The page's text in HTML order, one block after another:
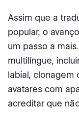
Assim que a
popular, o
um passo a
multilíngue,
labial, clonagem
avatares com
acreditar que